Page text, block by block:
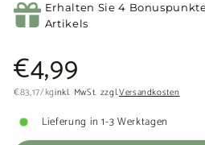
Erhalten Sie 4
Artikels
Normaler
Preis
€4,99
€83,17€83,17
/kginkl. MwSt. zzgl.Versandkosten
Lieferung in 1-3 Werktagen